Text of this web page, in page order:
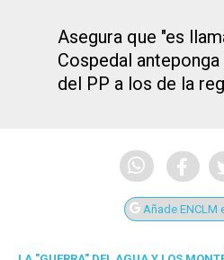
Asegura que "es
Cospedal
del PP a los de la
Añade ENCLM